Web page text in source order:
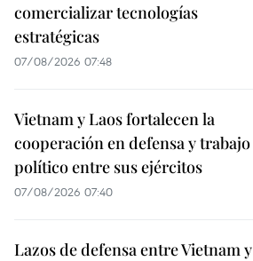
comercializar tecnologías
estratégicas
07/08/2026 07:48
Vietnam y Laos fortalecen la
cooperación en defensa y trabajo
político entre sus ejércitos
07/08/2026 07:40
Lazos de defensa entre Vietnam y